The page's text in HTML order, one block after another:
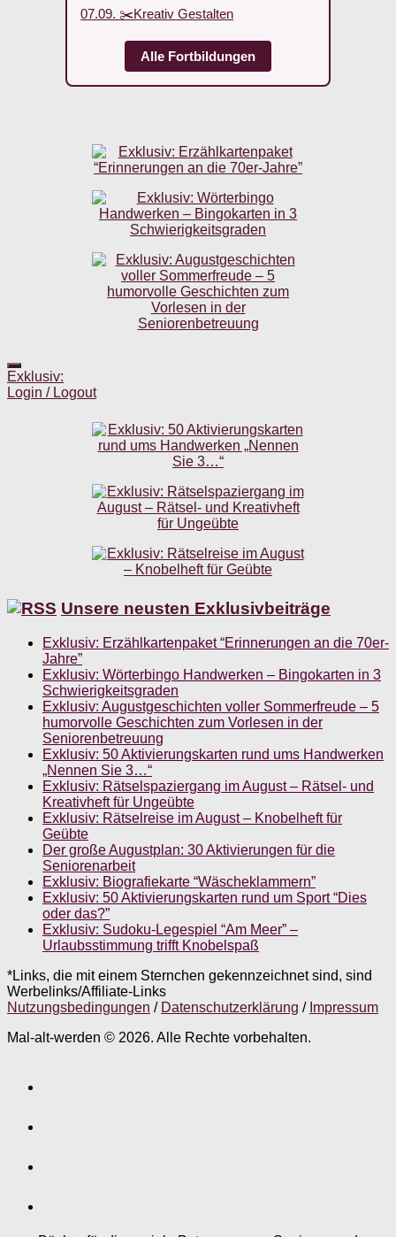
07.09. ✂️Kreativ Gestalten
Alle Fortbildungen
Exklusiv:
Login / Logout
Unsere neusten Exklusivbeiträge
Exklusiv: Erzählkartenpaket “Erinnerungen an die 70er-
Jahre”
Exklusiv: Wörterbingo Handwerken – Bingokarten in 3
Schwierigkeitsgraden
Exklusiv: Augustgeschichten voller Sommerfreude – 5
humorvolle Geschichten zum Vorlesen in der
Seniorenbetreuung
Exklusiv: 50 Aktivierungskarten rund ums Handwerken
„Nennen Sie 3…“
Exklusiv: Rätselspaziergang im August – Rätsel- und
Kreativheft für Ungeübte
Exklusiv: Rätselreise im August – Knobelheft für
Geübte
Der große Augustplan: 30 Aktivierungen für die
Seniorenarbeit
Exklusiv: Biografiekarte “Wäscheklammern”
Exklusiv: 50 Aktivierungskarten rund um Sport “Dies
oder das?”
Exklusiv: Sudoku-Legespiel “Am Meer” –
Urlaubsstimmung trifft Knobelspaß
*Links, die mit einem Sternchen gekennzeichnet sind, sind
Werbelinks/Affiliate-Links
Nutzungsbedingungen / Datenschutzerklärung / Impressum
Mal-alt-werden © 2026. Alle Rechte vorbehalten.